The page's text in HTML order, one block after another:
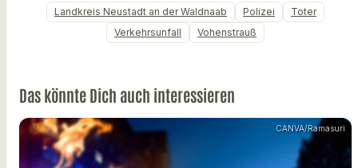
Landkreis Neustadt an der Waldnaab Polizei
Toter
Verkehrsunfall
Vohenstrauß
Das könnte Dich auch interessieren
CANVA/Ramasuri